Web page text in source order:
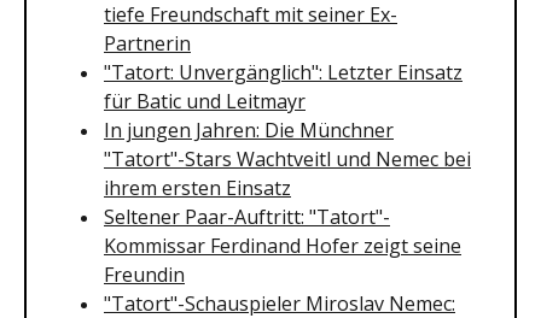
tiefe Freundschaft mit seiner Ex-
Partnerin
"Tatort: Unvergänglich": Letzter Einsatz
für Batic und Leitmayr
In jungen Jahren: Die Münchner
"Tatort"-Stars Wachtveitl und Nemec bei
ihrem ersten Einsatz
Seltener Paar-Auftritt: "Tatort"-
Kommissar Ferdinand Hofer zeigt seine
Freundin
"Tatort"-Schauspieler Miroslav Nemec: